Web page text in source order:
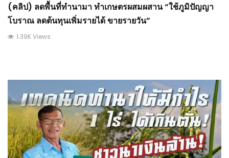
(คลิป) ลดพื้นที่ทำนามา ทำเกษตรผสมผสาน “ใช้ภูมิปัญญา
โบราณ ลดต้นทุนเพิ่มรายได้ ขายรายวัน”
1.39K Views